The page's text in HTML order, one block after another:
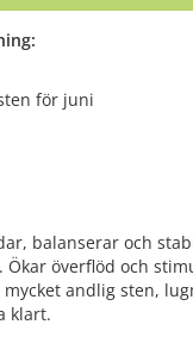
för juni
balanserar och
Ökar överflöd och
andlig sten,
klart.